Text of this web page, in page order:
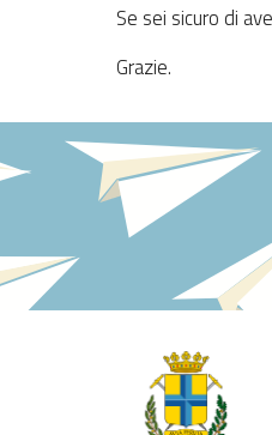
Se sei sicuro di
Grazie.